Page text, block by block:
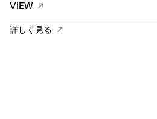
VIEW
詳しく見る